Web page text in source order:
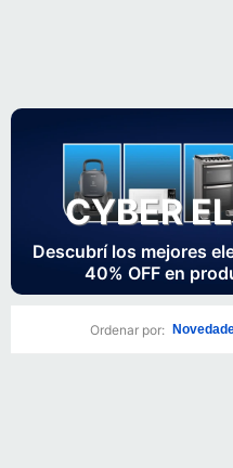
CYBER
Descubrí los mejores
40% OFF en
Ordenar por: